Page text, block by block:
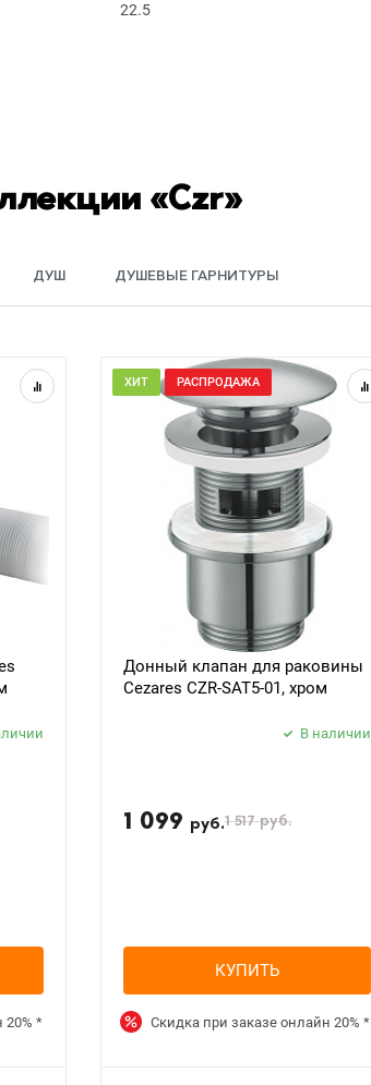
22.5
«Czr»
ДУШ ДУШЕВЫЕ ГАРНИТУРЫ
20% *
ХИТ РАСПРОДАЖА
Донный клапан для раковины
Cezares CZR-SAT5-01, хром
В наличии
1 099 руб.1 517руб.
КУПИТЬ
Скидка при заказе онлайн 20% *